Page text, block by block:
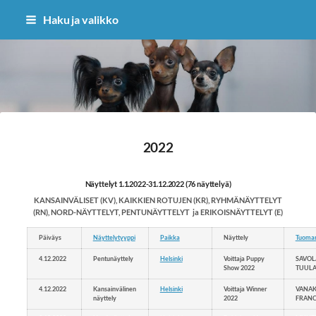
Haku ja valikko
Sivuston etusivulle
2022
Näyttelyt 1.1.2022-31.12.2022 (76 näyttelyä)
KANSAINVÄLISET (KV), KAIKKIEN ROTUJEN (KR), RYHMÄNÄYTTELYT
(RN), NORD-NÄYTTELYT, PENTUNÄYTTELYT ja ERIKOISNÄYTTELYT (E)
Päiväys Näyttelytyyppi Paikka Näyttely
4.12.2022 Pentunäyttely Helsinki
Voittaja Puppy
Show 2022
TUULA
4.12.2022
Kansainvälinen
näyttely
Helsinki
Voittaja Winner
2022